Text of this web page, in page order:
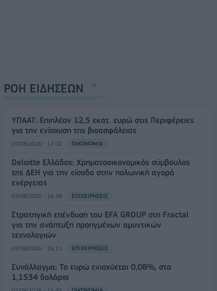
ΡΟΗ ΕΙΔΗΣΕΩΝ
ΥΠΑΑΤ: Επιπλέον 12,5 εκατ. ευρώ στις Περιφέρειες
για την ενίσχυση της βιοασφάλειας
07/08/2026 - 17:02 ΟΙΚΟΝΟΜΙΑ
Deloitte Ελλάδος: Χρηματοοικονομικός σύμβουλος
της ΔΕΗ για την είσοδο στην πολωνική αγορά
ενέργειας
07/08/2026 - 16:38 ΕΠΙΧΕΙΡΗΣΕΙΣ
Στρατηγική επένδυση του EFA GROUP στη Fractal
για την ανάπτυξη προηγμένων αμυντικών
τεχνολογιών
07/08/2026 - 16:11 ΕΠΙΧΕΙΡΗΣΕΙΣ
Συνάλλαγμα: Το ευρώ ενισχύεται 0,08%, στα
1,1534 δολάρια